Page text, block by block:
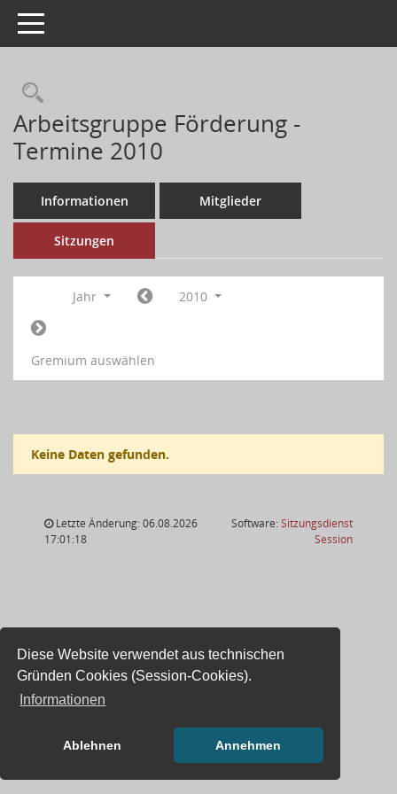
Diese Website verwendet aus technischen
Gründen Cookies (Session-Cookies).
Informationen
Ablehnen Annehmen
Toggle navigation
Arbeitsgruppe Förderung -
Termine 2010
Informationen Mitglieder
Sitzungen
Jahr 2010
Gremium auswählen
Keine Daten gefunden.
Letzte Änderung: 06.08.2026
17:01:18
Software:Sitzungsdienst
Session(Wird in